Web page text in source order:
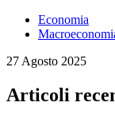
Economia
27 Agosto 2025
Articoli